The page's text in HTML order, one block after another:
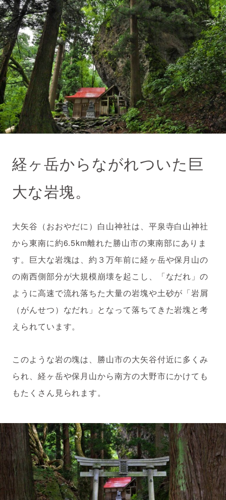
経ヶ岳からながれついた巨
大な岩塊。
大矢谷（おおやだに）白山神社は、平泉寺白山神社
から東南に約6.5km離れた勝山市の東南部にありま
す。巨大な岩塊は、約３万年前に経ヶ岳や保月山の
の南西側部分が大規模崩壊を起こし、「なだれ」の
ように高速で流れ落ちた大量の岩塊や土砂が「岩屑
（がんせつ）なだれ」となって落ちてきた岩塊と考
えられています。
このような岩の塊は、勝山市の大矢谷付近に多くみ
られ、経ヶ岳や保月山から南方の大野市にかけても
もたくさん見られます。